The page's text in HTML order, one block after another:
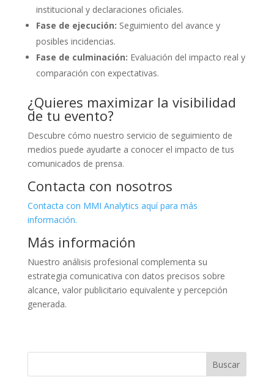
institucional y declaraciones oficiales.
Fase de ejecución: Seguimiento del avance y
posibles incidencias.
Fase de culminación: Evaluación del impacto real y
comparación con expectativas.
¿Quieres maximizar la visibilidad
de tu evento?
Descubre cómo nuestro servicio de seguimiento de
medios puede ayudarte a conocer el impacto de tus
comunicados de prensa.
Contacta con nosotros
Contacta con MMI Analytics aquí para más
información.
Más información
Nuestro análisis profesional complementa su
estrategia comunicativa con datos precisos sobre
alcance, valor publicitario equivalente y percepción
generada.
Buscar